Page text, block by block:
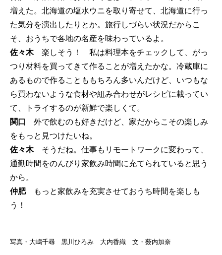
増えた。北海道の塩水ウニを取り寄せて、北海道に行っ
た気分を演出したりとか。旅行しづらい状況だからこ
そ、おうちで各地の名産を味わっているよ。
佐々木 楽しそう！ 私は料理本をチェックして、がっ
つり材料を買ってきて作ることが増えたかな。冷蔵庫に
あるもので作ることももちろん多いんだけど、いつもな
ら買わないような食材や組み合わせがレシピに載ってい
て、トライするのが新鮮で楽しくて。
関口 外で飲むのも好きだけど、家だからこその楽しみ
をもっと見つけたいね。
佐々木 そうだね。仕事もリモートワークに変わって、
通勤時間をのんびり家飲み時間に充てられていると思う
から。
仲肥
もっと家飲みを充実させておうち時間を楽しも
う！
写真・大嶋千尋 黒川ひろみ 大内香織 文・薮内加奈